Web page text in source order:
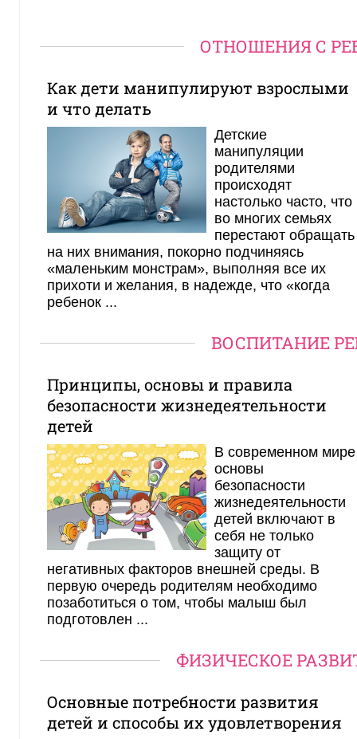
ОТНОШЕНИЯ С
Как дети манипулируют взрослыми
и что делать
Детские
манипуляции
родителями
происходят
настолько часто, что
во многих семьях
перестают обращать
на них внимания, покорно подчиняясь
«маленьким монстрам», выполняя все их
прихоти и желания, в надежде, что «когда
ребенок ...
ВОСПИТАНИЕ
Принципы, основы и правила
безопасности жизнедеятельности
детей
В современном мире
основы
безопасности
жизнедеятельности
детей включают в
себя не только
защиту от
негативных факторов внешней среды. В
первую очередь родителям необходимо
позаботиться о том, чтобы малыш был
подготовлен ...
ФИЗИЧЕСКОЕ
Основные потребности развития
детей и способы их удовлетворения